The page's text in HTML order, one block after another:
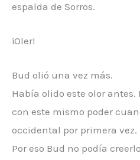
espalda de Sorros.
¡Oler!
Bud olió una vez más.
Había olido este olor
con este mismo poder
occidental por primera vez.
Por eso Bud no podía